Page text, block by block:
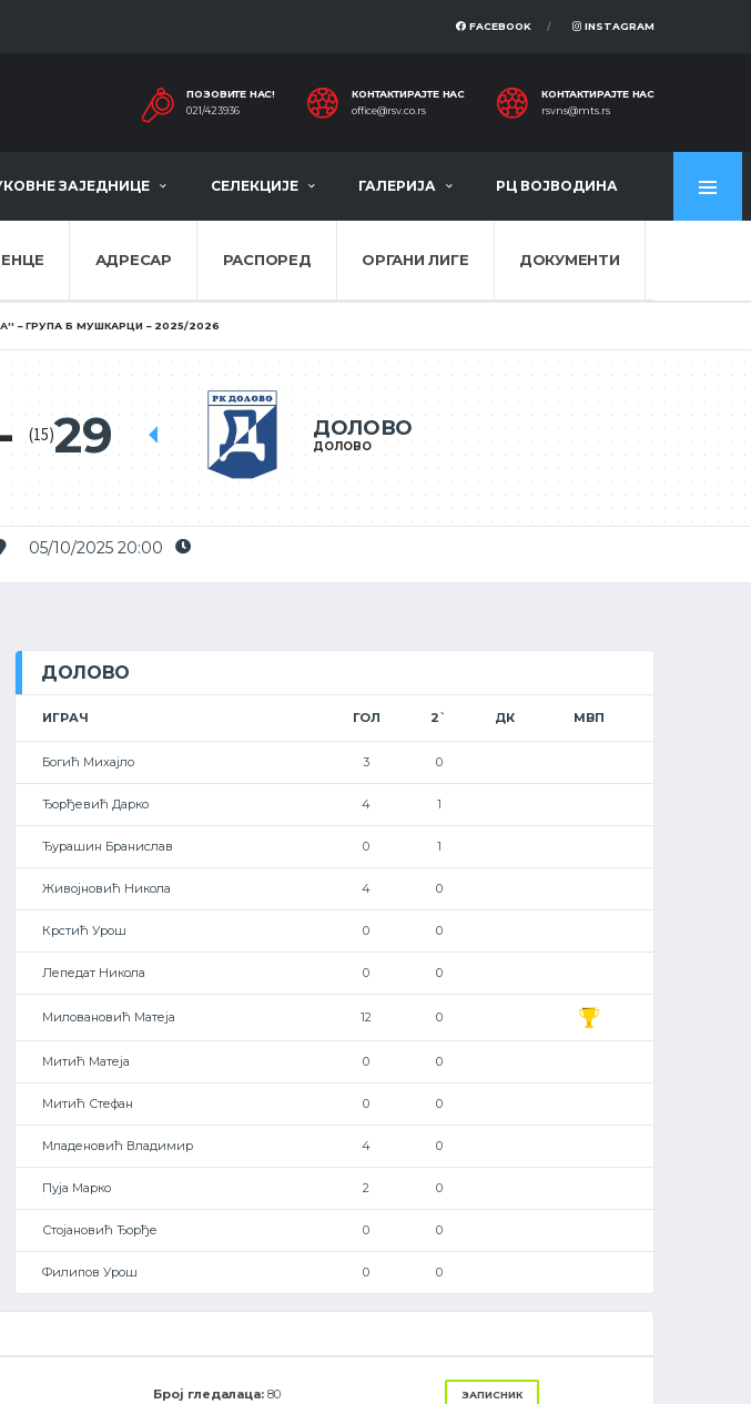
FACEBOOK INSTAGRAM
ПОЗОВИТЕ НАС!
021/423936
КОНТАКТИРАЈТЕ НАС
office@rsv.co.rs
КОНТАКТИРАЈТЕ НАС
rsvns@mts.rs
ЗАЈЕДНИЦЕ СЕЛЕКЦИЈЕ ГАЛЕРИЈА РЦ ВОЈВОДИНА
АДРЕСАР РАСПОРЕД ОРГАНИ ЛИГЕ ДОКУМЕНТИ
ГРУПА Б МУШКАРЦИ 2025/2026
ДОЛОВО
ДОЛОВО
(15)29
05/10/2025 20:00
ДОЛОВО
ИГРАЧ ГОЛ 2` ДК МВП
Богић Михајло 3 0
Ђорђевић Дарко 4 1
Ђурашин Бранислав 0 1
Живојновић Никола 4 0
Крстић Урош 0 0
Лепедат Никола 0 0
Миловановић Матеја 12 0
Митић Матеја 0 0
Митић Стефан 0 0
Младеновић Владимир 4 0
Пуја Марко 2 0
Стојановић Ђорђе 0 0
Филипов Урош 0 0
Број гледалаца: 80 ЗАПИСНИК